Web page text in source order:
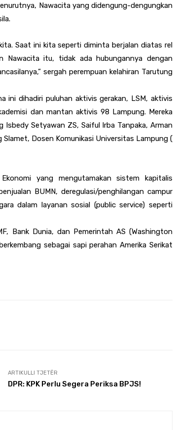
Nawacita yang didengung-dengungkan
Saat ini kita seperti diminta berjalan diatas rel
Nawacita itu, tidak ada hubungannya dengan
sergah perempuan kelahiran Tarutung
ini dihadiri puluhan aktivis gerakan, LSM, aktivis
dan mantan aktivis 98 Lampung. Mereka
Setyawan ZS, Saiful Irba Tanpaka, Arman
Dosen Komunikasi Universitas Lampung (
yang mengutamakan sistem kapitalis
BUMN, deregulasi/penghilangan campur
dalam layanan sosial (public service) seperti
Bank Dunia, dan Pemerintah AS (Washington
sebagai sapi perahan Amerika Serikat
ARTIKULLI TJETËR
DPR: KPK Perlu Segera Periksa BPJS!